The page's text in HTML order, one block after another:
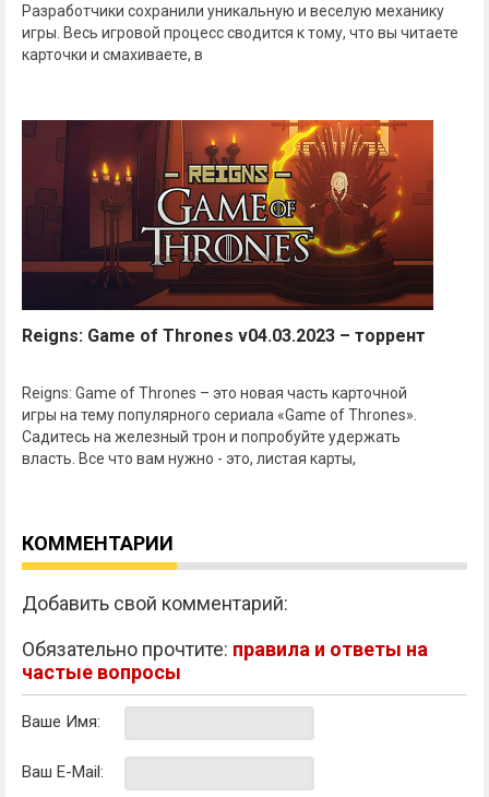
Разработчики сохранили уникальную и веселую механику
игры. Весь игровой процесс сводится к тому, что вы читаете
карточки и смахиваете, в
Reigns: Game of Thrones v04.03.2023 – торрент
Reigns: Game of Thrones – это новая часть карточной
игры на тему популярного сериала «Game of Thrones».
Садитесь на железный трон и попробуйте удержать
власть. Все что вам нужно - это, листая карты,
КОММЕНТАРИИ
Добавить свой комментарий:
Обязательно прочтите: правила и ответы на
частые вопросы
Ваше Имя:
Ваш E-Mail: